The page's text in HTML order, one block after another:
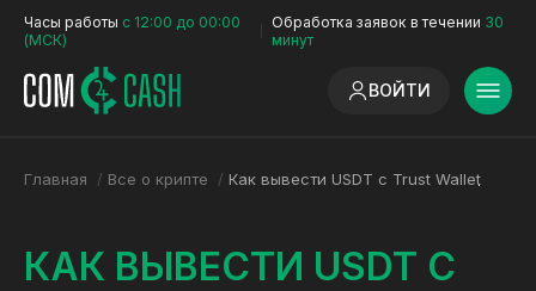
Часы работы с 12:00 до 00:00
(МСК)
Обработка заявок в течении 30
минут
ВОЙТИ
Главная / Все о крипте / Как вывести USDT с Trust Wallet
КАК ВЫВЕСТИ USDT С